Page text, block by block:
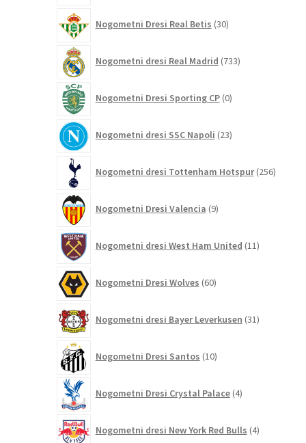
Nogometni Dresi Real Betis 30izdelkov
Nogometni dresi Real Madrid 733izdelkov
Nogometni Dresi Sporting CP 0izdelkov
Nogometni dresi SSC Napoli 23izdelkov
Nogometni dresi Tottenham Hotspur 256
Nogometni Dresi Valencia 9izdelkov
Nogometni dresi West Ham United 11izdelkov
Nogometni Dresi Wolves 60izdelkov
Nogometni dresi Bayer Leverkusen 31izdelkov
Nogometni Dresi Santos 10izdelkov
Nogometni Dresi Crystal Palace 4izdelki
Nogometni dresi New York Red Bulls 4izdelki